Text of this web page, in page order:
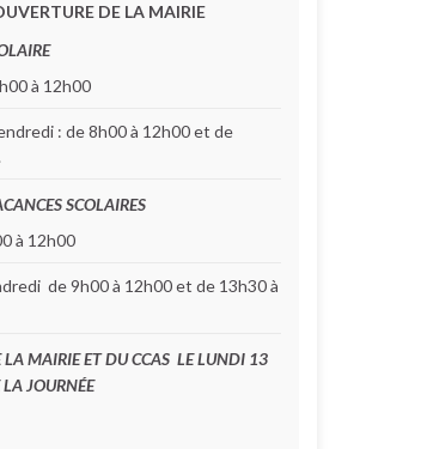
14 h 00 minDE LA MAIRIE
à 12h00
: de 8h00 à 12h00 et de
SCOLAIRES
à 12h00
de 9h00 à 12h00 et de 13h30 à
LA MAIRIE ET DU CCAS LE LUNDI 13
JOURNÉE